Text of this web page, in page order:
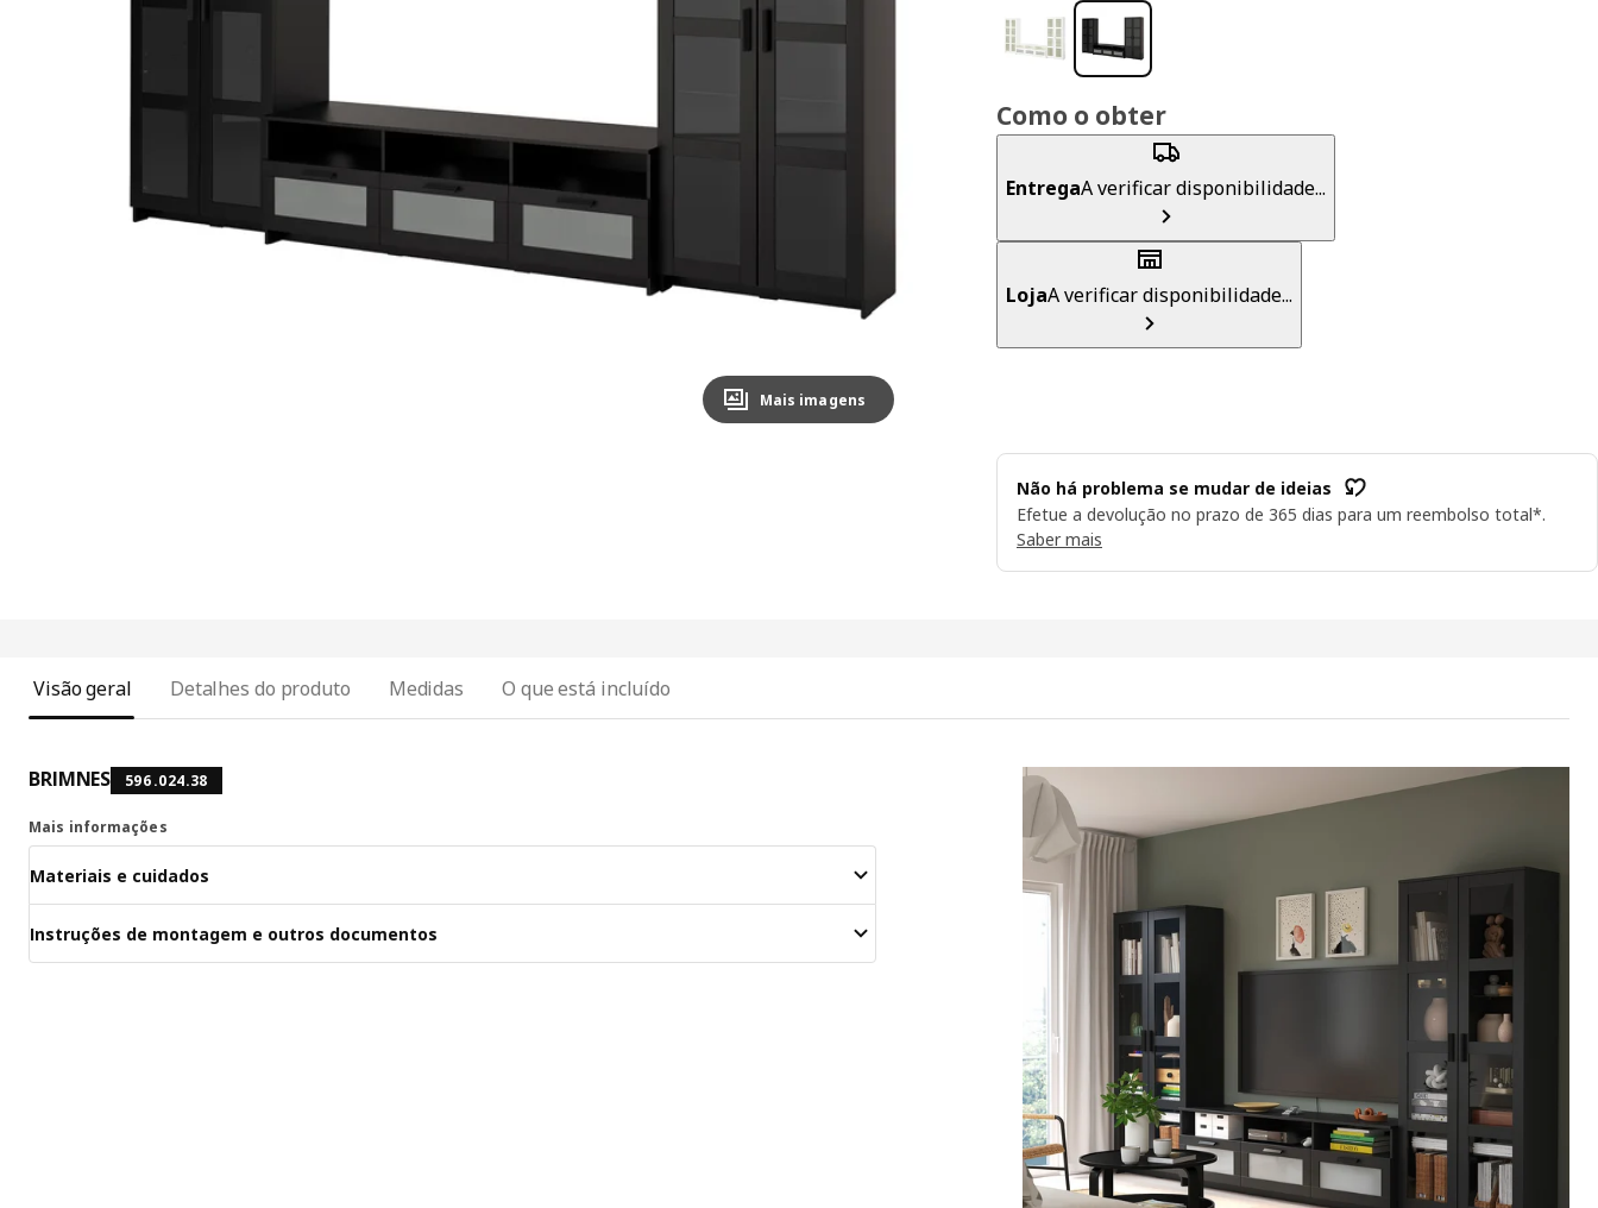
Mais imagens
Como o obter
EntregaA verificar disponibilidade...
LojaA verificar disponibilidade...
Não há problema se mudar de ideias
Efetue a devolução no prazo de 365 dias para um reembolso total*.
Saber mais
Visão geral Detalhes do produto Medidas O que está incluído
BRIMNES 596.024.38
Mais informações
Materiais e cuidados
Instruções de montagem e outros documentos